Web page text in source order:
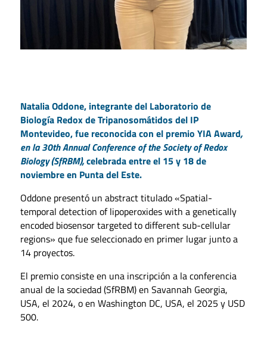
Natalia Oddone, integrante del Laboratorio de
Biología Redox de Tripanosomátidos del IP
Montevideo, fue reconocida con el premio YIA Award,
en la 30th Annual Conference of the Society of Redox
Biology (SfRBM),celebrada entre el 15 y 18 de
noviembre en Punta del Este.
Oddone presentó un abstract titulado «Spatial-
temporal detection of lipoperoxides with a genetically
encoded biosensor targeted to different sub-cellular
regions» que fue seleccionado en primer lugar junto a
14 proyectos.
El premio consiste en una inscripción a la conferencia
anual de la sociedad (SfRBM) en Savannah Georgia,
USA, el 2024, o en Washington DC, USA, el 2025 y USD
500.